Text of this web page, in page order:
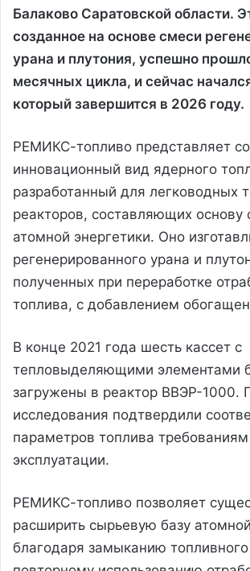
Балаково Саратовской области.
созданное на основе смеси
урана и плутония, успешно
месячных цикла, и сейчас
который завершится в 2026 году.
РЕМИКС-топливо представляет
инновационный вид ядерного
разработанный для легководных
реакторов, составляющих основу
атомной энергетики. Оно
регенерированного урана и
полученных при переработке
топлива, с добавлением
В конце 2021 года шесть кассет с
тепловыделяющими элементами
загружены в реактор ВВЭР-1000.
исследования подтвердили
параметров топлива
эксплуатации.
РЕМИКС-топливо позволяет
расширить сырьевую базу
благодаря замыканию